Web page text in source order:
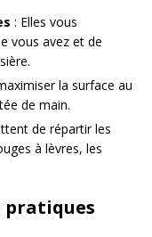
: Elles vous
vous avez et de
la surface au
de main.
de répartir les
à lèvres, les
pratiques